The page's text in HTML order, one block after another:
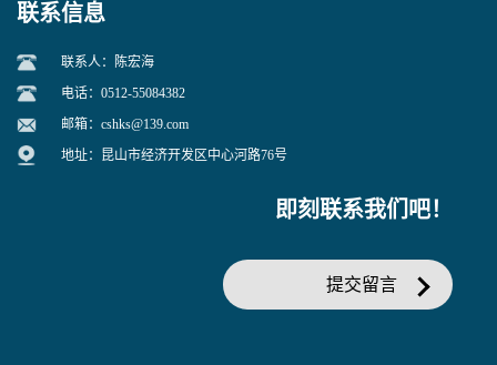
联系信息
联系人：陈宏海
电话：0512-55084382
邮箱： cshks@139.com
地址：昆山市经济开发区中心河路76号
即刻联系我们吧！
提交留言